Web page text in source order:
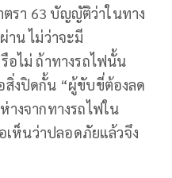
ตรา 63 บัญญัติว่าในทาง
าน ไม่ว่าจะมี
อไม่ ถ้าทางรถไฟนั้น
งปิดกั้น “ผู้ขับขี่ต้องลด
างจากทางรถไฟใน
เห็นว่าปลอดภัยแล้วจึง